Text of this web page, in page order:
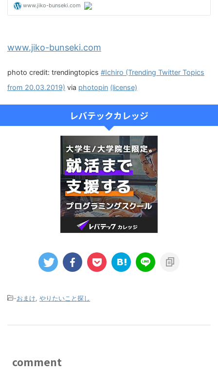
www.jiko-bunseki.com
photo credit: trendingtopics #Ichiro (Trending Twitter Topics
from 20.03.2019) via photopin (license)
レバテックカレッジ
-おまけ やりたいこと探し
comment